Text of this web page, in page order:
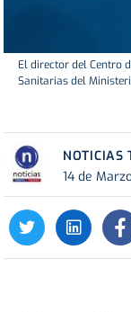
El director del Centro
Sanitarias del
NOTICIAS
14 de